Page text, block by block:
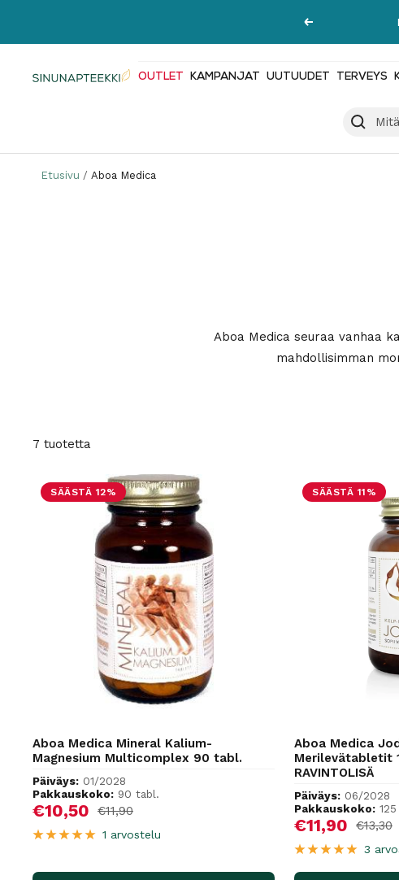
Edellinen
Sinunapteekki.fi OUTLET KAMPANJAT UUTUUDET TERVEYS
Etusivu Aboa Medica
Aboa Medica seuraa vanhaa
mahdollisimman
7 tuotetta
SÄÄSTÄ 12%
Aboa Medica Mineral Kalium-
Magnesium Multicomplex 90 tabl.
Päiväys: 01/2028
Pakkauskoko: 90 tabl.
Alennushinta
€10,50 Normaalihinta
€11,90
1 arvostelu
SÄÄSTÄ 11%
Aboa Medica
Merilevätabletit
RAVINTOLISÄ
Päiväys: 06/2028
Pakkauskoko:
Alennushinta
€11,90 €13,30
3